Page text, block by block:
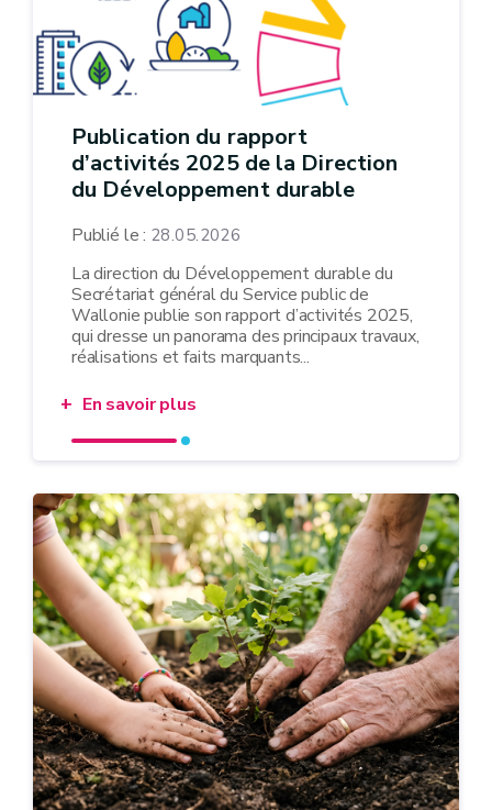
Publication du rapport
d’activités 2025 de la Direction
du Développement durable
Publié le : 28.05.2026
La direction du Développement durable du
Secrétariat général du Service public de
Wallonie publie son rapport d’activités 2025,
qui dresse un panorama des principaux travaux,
réalisations et faits marquants...
En savoir plus